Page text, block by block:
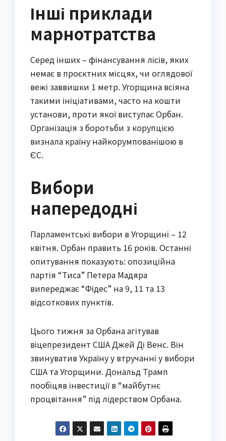
Інші приклади
марнотратства
Серед інших – фінансування лісів, яких
немає в проєктних місцях, чи оглядової
вежі заввишки 1 метр. Угорщина всіяна
такими ініціативами, часто на кошти
установи, проти якої виступає Орбан.
Організація з боротьби з корупцією
визнала країну найкорумпованішою в
ЄС.
Вибори
напередодні
Парламентські вибори в Угорщині – 12
квітня. Орбан править 16 років. Останні
опитування показують: опозиційна
партія “Тиса” Петера Мадяра
випереджає “Фідес” на 9, 11 та 13
відсоткових пунктів.
Цього тижня за Орбана агітував
віцепрезидент США Джей Ді Венс. Він
звинуватив Україну у втручанні у вибори
США та Угорщини. Дональд Трамп
пообіцяв інвестиції в “майбутнє
процвітання” під лідерством Орбана.